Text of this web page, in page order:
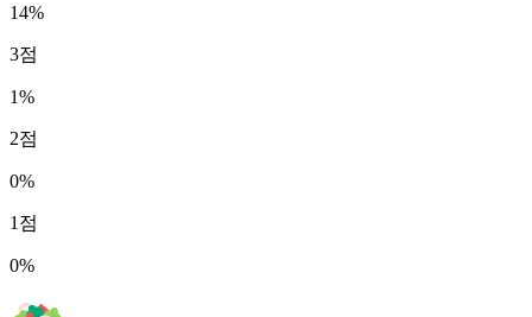
14%
3점
1%
2점
0%
1 점
0%